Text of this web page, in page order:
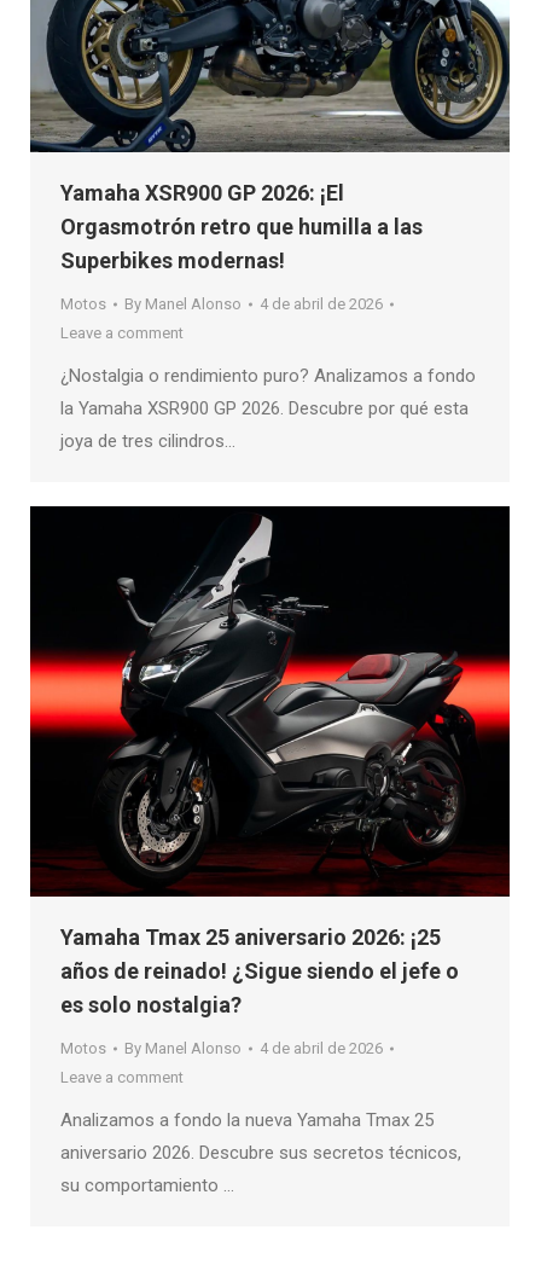
Yamaha XSR900 GP 2026: ¡El
Orgasmotrón retro que humilla a las
Superbikes modernas!
Motos By Manel Alonso
4 de abril de 2026
Leave a comment
¿Nostalgia o rendimiento puro? Analizamos a fondo
la Yamaha XSR900 GP 2026. Descubre por qué esta
joya de tres cilindros…
Yamaha Tmax 25 aniversario 2026: ¡25
años de reinado! ¿Sigue siendo el jefe o
es solo nostalgia?
Motos By Manel Alonso
4 de abril de 2026
Leave a comment
Analizamos a fondo la nueva Yamaha Tmax 25
aniversario 2026. Descubre sus secretos técnicos,
su comportamiento …